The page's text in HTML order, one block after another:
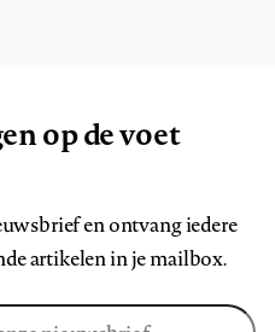
op de voet
en ontvang iedere
artikelen in je mailbox.